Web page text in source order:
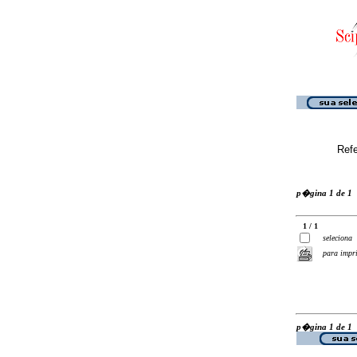
p�gina 1 de 1
1 / 1
seleciona
para
p�gina 1 de 1